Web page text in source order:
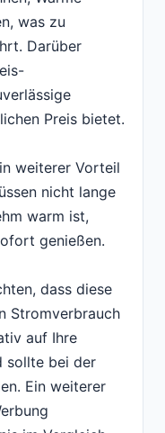
was zu
Darüber
Preis bietet.
weiterer Vorteil
nicht lange
warm ist,
genießen.
dass diese
Stromverbrauch
auf Ihre
sollte bei der
Ein weiterer